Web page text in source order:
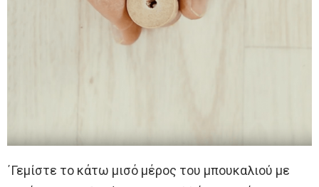
΄Γεμίστε το κάτω μισό μέρος του μπουκαλιού με